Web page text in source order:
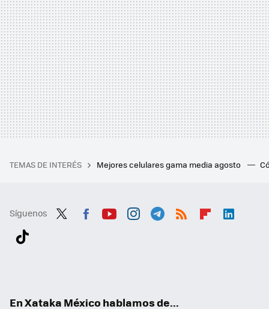
TEMAS DE INTERÉS Mejores celulares gama media agosto
Síguenos
En Xataka México hablamos de...